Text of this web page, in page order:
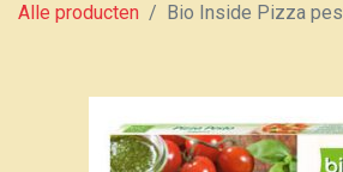
Alle producten Bio Inside Pizza